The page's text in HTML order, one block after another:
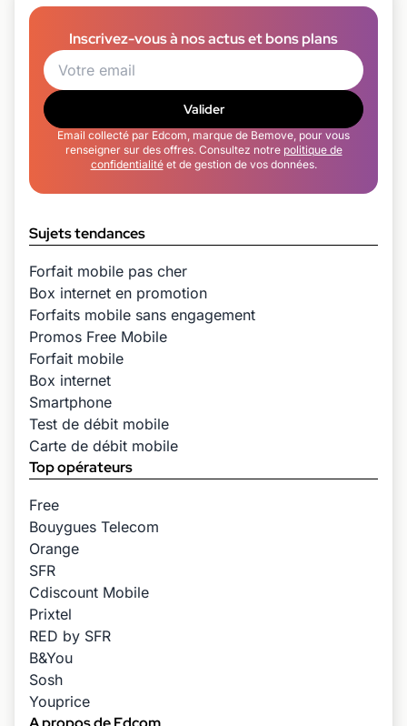
Inscrivez-vous à nos actus et bons plans
Valider
Email collecté par Edcom, marque de Bemove, pour vous
renseigner sur des offres. Consultez notre politique de
confidentialitéet de gestion de vos données.
Sujets tendances
Forfait mobile pas cher
Box internet en promotion
Forfaits mobile sans engagement
Promos Free Mobile
Forfait mobile
Box internet
Smartphone
Test de débit mobile
Carte de débit mobile
Top opérateurs
Free
Bouygues Telecom
Orange
SFR
Cdiscount Mobile
Prixtel
RED by SFR
B&You
Sosh
Youprice